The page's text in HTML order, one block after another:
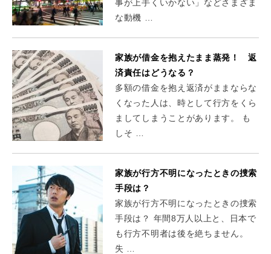
事が上手くいかない」などさまざま
な動機 …
家族が借金を抱えたまま蒸発！ 返
済責任はどうなる？
多額の借金を抱え返済がままならな
くなった人は、時として行方をくら
ましてしまうことがあります。 も
しそ …
家族が行方不明になったときの捜索
手段は？
家族が行方不明になったときの捜索
手段は？ 年間8万人以上と、日本で
も行方不明者は後を絶ちません。
失 …